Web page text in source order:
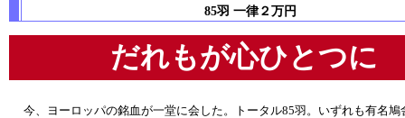
85羽 一律２万円
だれもが心ひとつに
今、ヨーロッパの銘血が一堂に会した。トータル85羽。いずれも有名鳩